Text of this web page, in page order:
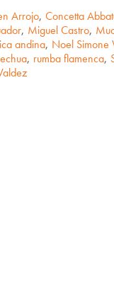
Arrojo, Concetta
, Miguel Castro,
andina, Noel Simone
, rumba flamenca,